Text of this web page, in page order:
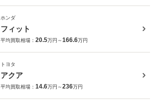
ホンダ
フィット
平均買取相場： 20.5万円～166.6万円
トヨタ
アクア
平均買取相場： 14.6万円～236万円